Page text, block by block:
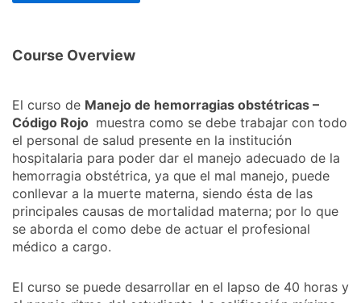
Course Overview
El curso de Manejo de hemorragias obstétricas –
Código Rojo muestra como se debe trabajar con todo
el personal de salud presente en la institución
hospitalaria para poder dar el manejo adecuado de la
hemorragia obstétrica, ya que el mal manejo, puede
conllevar a la muerte materna, siendo ésta de las
principales causas de mortalidad materna; por lo que
se aborda el como debe de actuar el profesional
médico a cargo.
El curso se puede desarrollar en el lapso de 40 horas y